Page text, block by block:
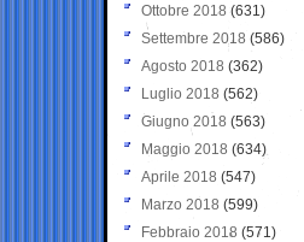
Ottobre 2018 (631)
Settembre 2018 (586)
Agosto 2018 (362)
Luglio 2018 (562)
Giugno 2018 (563)
Maggio 2018 (634)
Aprile 2018 (547)
Marzo 2018 (599)
Febbraio 2018 (571)